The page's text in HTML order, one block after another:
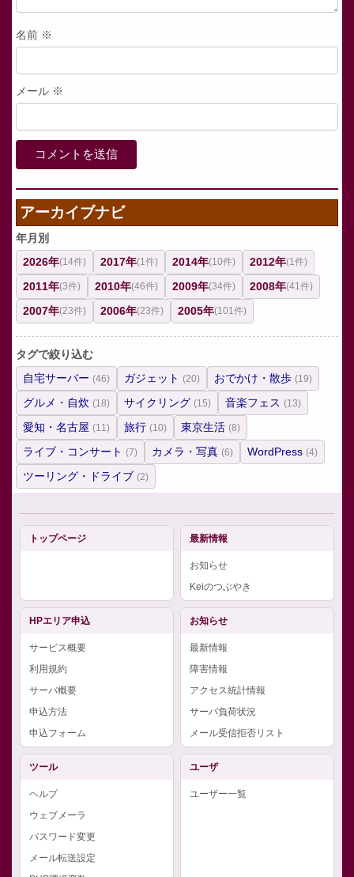
名前 ※
メール ※
アーカイブナビ
年月別
2026年(14件) 2017年(1件) 2014年(10件) 2012年(1件)
2011年(3件) 2010年(46件) 2009年(34件) 2008年(41件)
2007年(23件) 2006年(23件) 2005年(101件)
タグで絞り込む
自宅サーバー (46) ガジェット (20) おでかけ・散歩 (19)
グルメ・自炊 (18) サイクリング (15) 音楽フェス (13)
愛知・名古屋 (11) 旅行 (10) 東京生活 (8)
ライブ・コンサート (7) カメラ・写真 (6) WordPress (4)
ツーリング・ドライブ (2)
トップページ 最新情報
お知らせ
Keiのつぶやき
HPエリア申込
サービス概要
利用規約
サーバ概要
申込方法
申込フォーム
お知らせ
最新情報
障害情報
アクセス統計情報
サーバ負荷状況
メール受信拒否リスト
ツール
ヘルプ
ウェブメーラ
パスワード変更
メール転送設定
ユーザ
ユーザー一覧